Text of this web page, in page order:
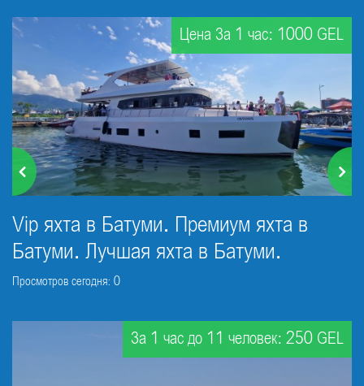
Цена За 1 час: 1000 GEL
Vip яхта в Батуми. Премиум яхта в
Батуми. Лучшая яхта в Батуми.
Просмотров сегодня: 0
За 1 час до 11 человек: 250 GEL